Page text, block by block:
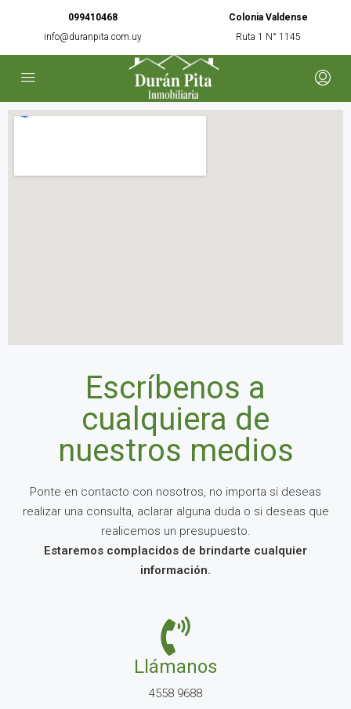
099410468
info@duranpita.com.uy
Colonia Valdense
Ruta 1 N° 1145
Escríbenos a
cualquiera de
nuestros medios
Ponte en contacto con nosotros, no importa si deseas
realizar una consulta, aclarar alguna duda o si deseas que
realicemos un presupuesto.
Estaremos complacidos de brindarte cualquier
información.
Llámanos
4558 9688